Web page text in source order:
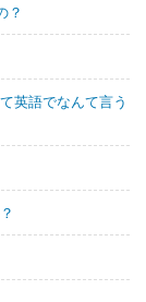
？
英語でなんて言う